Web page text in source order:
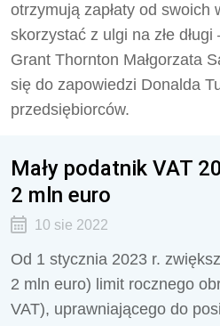
otrzymują zapłaty od swoich
skorzystać z ulgi na złe
Grant Thornton Małgorzata
się do zapowiedzi Donalda
przedsiębiorców.
Mały podatnik VAT
2 mln euro
10 sie 2022
Od 1 stycznia 2023 r.
2 mln euro) limit rocznego
VAT), uprawniającego do